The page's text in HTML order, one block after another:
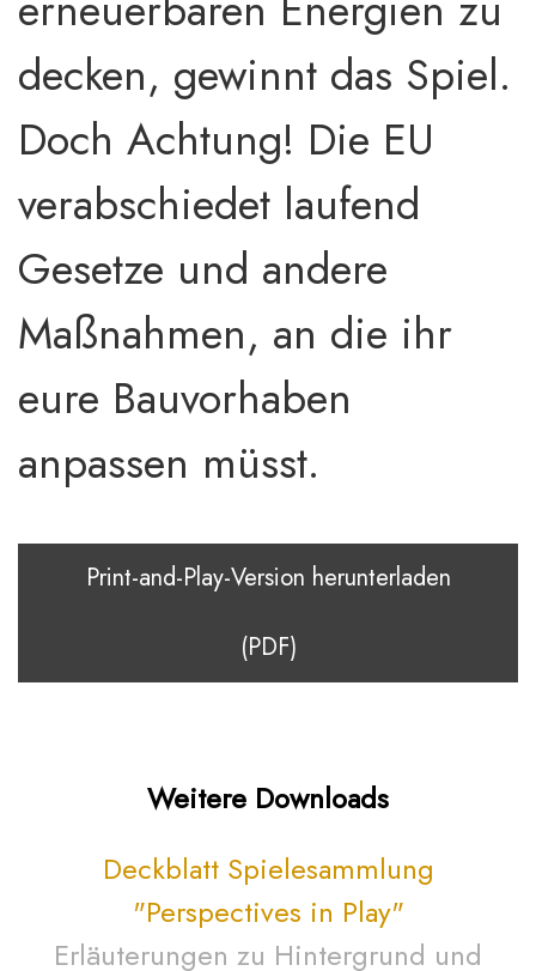
decken, gewinnt das Spiel.
Doch Achtung! Die EU
verabschiedet laufend
Gesetze und andere
Maßnahmen, an die ihr
eure Bauvorhaben
anpassen müsst.
Print-and-Play-Version herunterladen
(PDF)
Weitere Downloads
Deckblatt Spielesammlung
"Perspectives in Play"
Erläuterungen zu Hintergrund und